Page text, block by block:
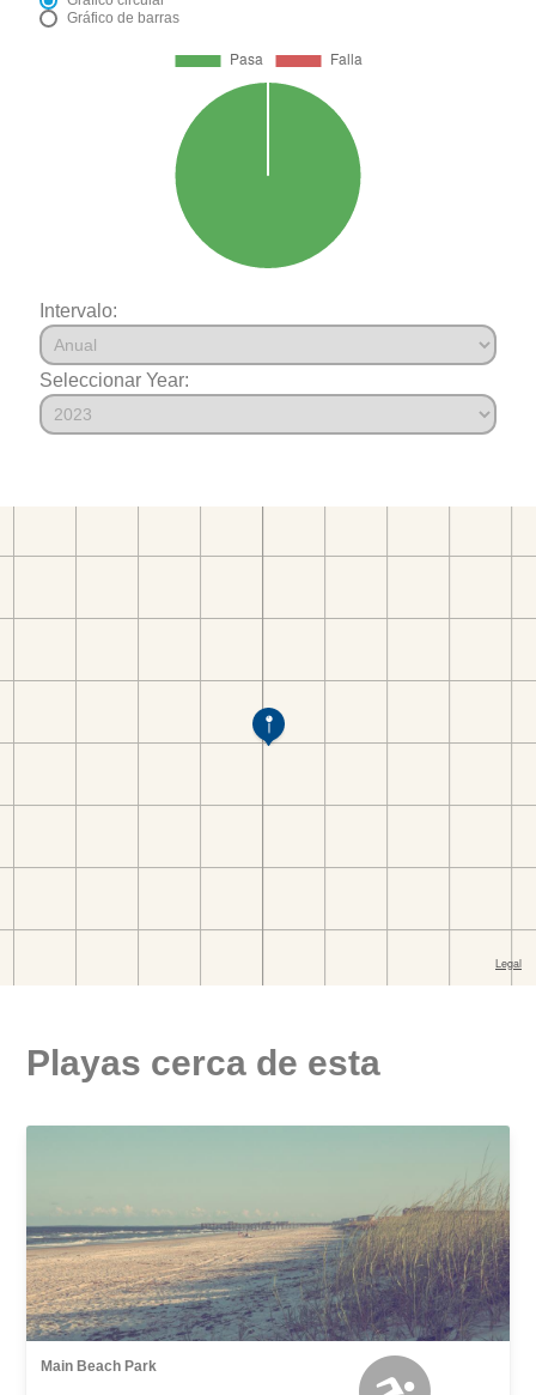
Gráfico de barras
Intervalo:
Seleccionar Year:
Playas cerca de esta
Main Beach Park